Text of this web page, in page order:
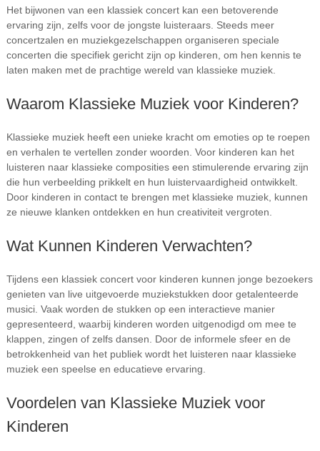
Het bijwonen van een klassiek concert kan een betoverende
ervaring zijn, zelfs voor de jongste luisteraars. Steeds meer
concertzalen en muziekgezelschappen organiseren speciale
concerten die specifiek gericht zijn op kinderen, om hen kennis te
laten maken met de prachtige wereld van klassieke muziek.
Waarom Klassieke Muziek voor Kinderen?
Klassieke muziek heeft een unieke kracht om emoties op te roepen
en verhalen te vertellen zonder woorden. Voor kinderen kan het
luisteren naar klassieke composities een stimulerende ervaring zijn
die hun verbeelding prikkelt en hun luistervaardigheid ontwikkelt.
Door kinderen in contact te brengen met klassieke muziek, kunnen
ze nieuwe klanken ontdekken en hun creativiteit vergroten.
Wat Kunnen Kinderen Verwachten?
Tijdens een klassiek concert voor kinderen kunnen jonge bezoekers
genieten van live uitgevoerde muziekstukken door getalenteerde
musici. Vaak worden de stukken op een interactieve manier
gepresenteerd, waarbij kinderen worden uitgenodigd om mee te
klappen, zingen of zelfs dansen. Door de informele sfeer en de
betrokkenheid van het publiek wordt het luisteren naar klassieke
muziek een speelse en educatieve ervaring.
Voordelen van Klassieke Muziek voor
Kinderen